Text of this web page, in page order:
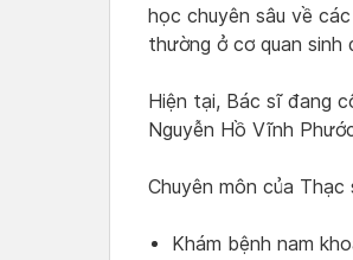
học chuyên sâu về
thường ở cơ quan sinh
Hiện tại, Bác sĩ đang
Nguyễn Hồ Vĩnh
Chuyên môn của
Khám bệnh nam